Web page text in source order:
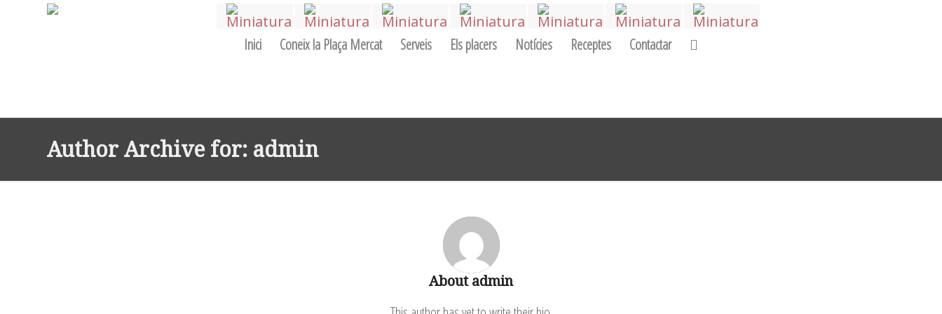
Inici Coneix la Plaça Mercat Serveis Els placers Notícies Receptes Contactar
Author Archive for: admin
About admin